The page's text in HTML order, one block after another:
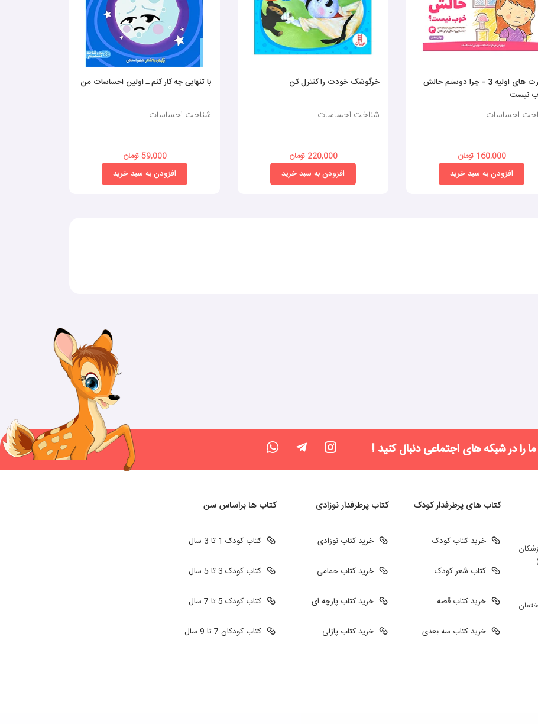
مهارت های اولیه 3 - چرا دوستم حالش
نیست
احساسات
160,000 تومان
افزودن به سبد خرید
خرگوشک خودت را کنترل کن
شناخت احساسات
220,000 تومان
افزودن به سبد خرید
با تنهایی چه کار کنم ـ اولین احساسات من
شناخت احساسات
59,000 تومان
افزودن به سبد خرید
ما را در شبکه های اجتماعی دنبال کنید !
کتاب های پرطرفدار کودک
خرید کتاب کودک
کتاب شعر کودک
خرید کتاب قصه
خرید کتاب سه بعدی
کتاب پرطرفدار نوزادی
خرید کتاب نوزادی
خرید کتاب حمامی
خرید کتاب پارچه ای
خرید کتاب پازلی
کتاب ها براساس سن
کتاب کودک 1 تا 3 سال
کتاب کودک 3 تا 5 سال
کتاب کودک 5 تا 7 سال
کتاب کودکان 7 تا 9 سال